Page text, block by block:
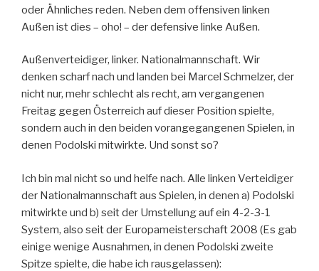
oder Ähnliches reden. Neben dem offensiven linken
Außen ist dies – oho! – der defensive linke Außen.
Außenverteidiger, linker. Nationalmannschaft. Wir
denken scharf nach und landen bei Marcel Schmelzer, der
nicht nur, mehr schlecht als recht, am vergangenen
Freitag gegen Österreich auf dieser Position spielte,
sondern auch in den beiden vorangegangenen Spielen, in
denen Podolski mitwirkte. Und sonst so?
Ich bin mal nicht so und helfe nach. Alle linken Verteidiger
der Nationalmannschaft aus Spielen, in denen a) Podolski
mitwirkte und b) seit der Umstellung auf ein 4-2-3-1
System, also seit der Europameisterschaft 2008 (Es gab
einige wenige Ausnahmen, in denen Podolski zweite
Spitze spielte, die habe ich rausgelassen):